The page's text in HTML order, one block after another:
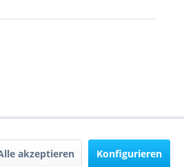
akzeptieren Konfigurieren